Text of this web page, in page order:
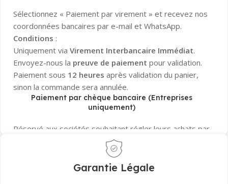
Sélectionnez « Paiement par virement » et recevez nos
coordonnées bancaires par e-mail et WhatsApp.
Conditions :
Uniquement via Virement Interbancaire Immédiat.
Envoyez-nous la preuve de paiement pour validation.
Paiement sous 12 heures après validation du panier,
sinon la commande sera annulée.
Paiement par chèque bancaire (Entreprises
uniquement)
Réservé aux sociétés souhaitant régler leurs achats par
La commande sera confirmée uniquement après
encaissement et validationdu chèque par notre
Garantie Légale